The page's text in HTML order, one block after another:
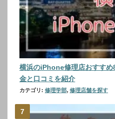
横浜のiPhone修理店おすす
金と口コミを紹介
カテゴリ: 修理学部, 修理店舗を探す